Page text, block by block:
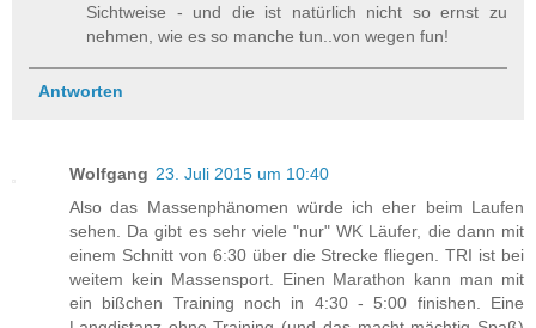
Sichtweise - und die ist natürlich nicht so ernst zu
nehmen, wie es so manche tun..von wegen fun!
Antworten
Wolfgang 23. Juli 2015 um 10:40
Also das Massenphänomen würde ich eher beim Laufen
sehen. Da gibt es sehr viele "nur" WK Läufer, die dann mit
einem Schnitt von 6:30 über die Strecke fliegen. TRI ist bei
weitem kein Massensport. Einen Marathon kann man mit
ein bißchen Training noch in 4:30 - 5:00 finishen. Eine